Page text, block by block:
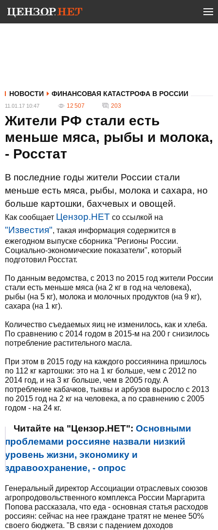
НОВОСТИ ФИНАНСОВАЯ КАТАСТРОФА В РОССИИ
11.01.17 10:47 12 507 203
Жители РФ стали есть
меньше мяса, рыбы и молока,
- Росстат
В последние годы жители России стали
меньше есть мяса, рыбы, молока и сахара, но
больше картошки, бахчевых и овощей.
Как сообщает Цензор.НЕТ со ссылкой на
"Известия", такая информация содержится в
ежегодном выпуске сборника "Регионы России.
Социально-экономические показатели", который
подготовил Росстат.
По данным ведомства, с 2013 по 2015 год жители России
стали есть меньше мяса (на 2 кг в год на человека),
рыбы (на 5 кг), молока и молочных продуктов (на 9 кг),
сахара (на 1 кг).
Количество съедаемых яиц не изменилось, как и хлеба.
По сравнению с 2014 годом в 2015-м на 200 г снизилось
потребление растительного масла.
При этом в 2015 году на каждого россиянина пришлось
по 112 кг картошки: это на 1 кг больше, чем с 2012 по
2014 год, и на 3 кг больше, чем в 2005 году. А
потребление кабачков, тыквы и арбузов выросло с 2013
по 2015 год на 2 кг на человека, а по сравнению с 2005
годом - на 24 кг.
Читайте на "Цензор.НЕТ": Основными
проблемами россияне назвали низкий
уровень жизни, экономику и
здравоохранение, - опрос
Генеральный директор Ассоциации отраслевых союзов
агропродовольственного комплекса России Маргарита
Попова рассказала, что еда - основная статья расходов
россиян: сейчас на нее граждане тратят не менее 50%
своего бюджета. "В связи с падением доходов